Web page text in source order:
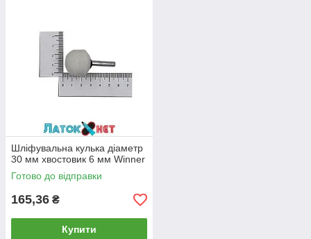
Шліфувальна кулька діаметр
30 мм хвостовик 6 мм Winner
Готово до відправки
165,36 ₴
Купити